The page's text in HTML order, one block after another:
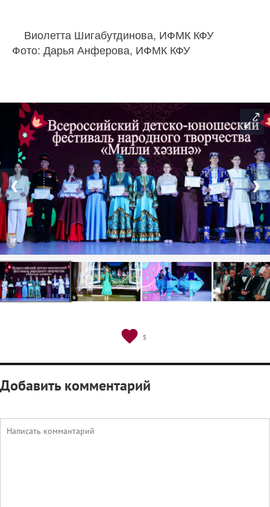
Виолетта Шигабутдинова, ИФМК КФУ
Фото: Дарья Анферова, ИФМК КФУ
❮ ❯
5
Добавить комментарий